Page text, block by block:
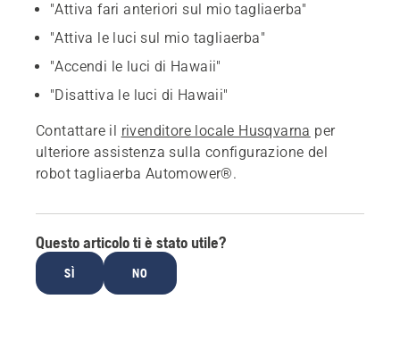
"Attiva fari anteriori sul mio tagliaerba"
"Attiva le luci sul mio tagliaerba"
"Accendi le luci di Hawaii"
"Disattiva le luci di Hawaii"
Contattare il rivenditore locale Husqvarna per
ulteriore assistenza sulla configurazione del
robot tagliaerba Automower®.
Questo articolo ti è stato utile?
SÌ NO